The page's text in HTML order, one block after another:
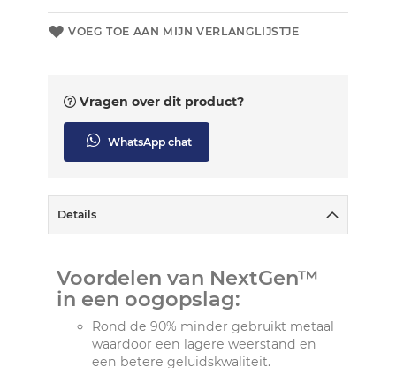
VOEG TOE AAN MIJN VERLANGLIJSTJE
Vragen over dit product?
WhatsApp chat
Details
Voordelen van NextGen™
in een oogopslag:
Rond de 90% minder gebruikt metaal
waardoor een lagere weerstand en
een betere geluidskwaliteit.